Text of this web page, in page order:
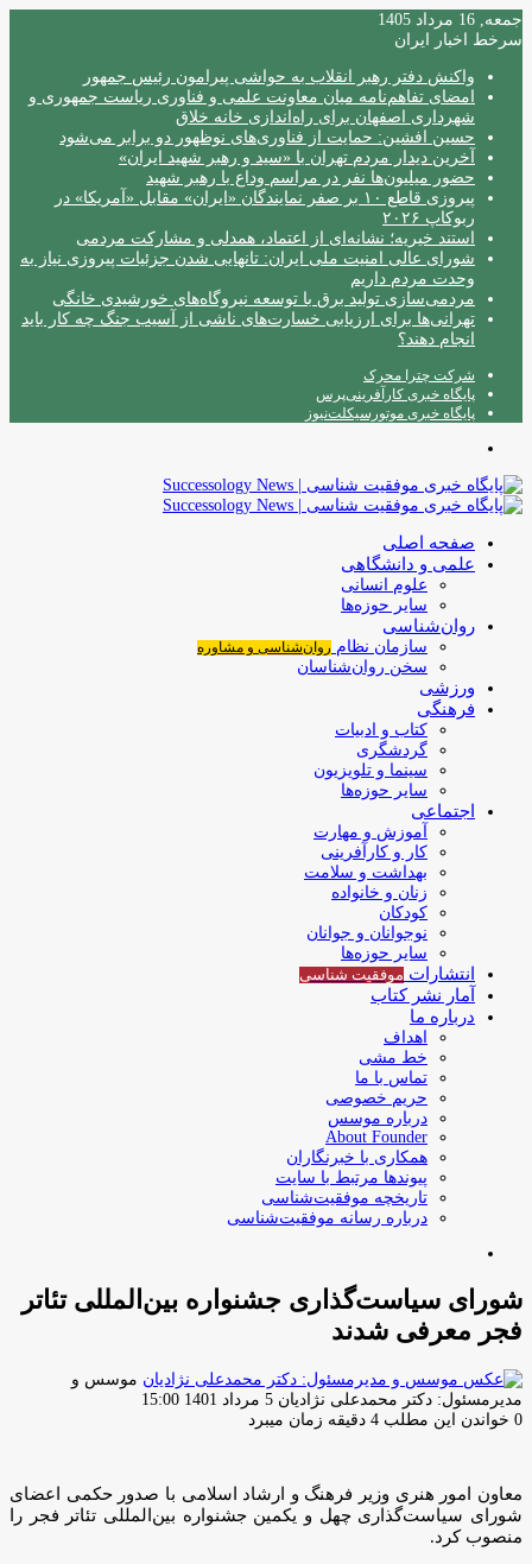
جمعه, 16 مرداد 1405
سرخط اخبار ایران
واکنش دفتر رهبر انقلاب به حواشی پیرامون رئیس جمهور
امضای تفاهم‌نامه میان معاونت علمی و فناوری ریاست جمهوری و
شهرداری اصفهان برای راه‌اندازی خانه خلاق
حسین افشین: حمایت از فناوری‌های نوظهور دو برابر می‌شود
آخرین دیدار مردم تهران با «سید و رهبر شهید ایران»
حضور میلیون‌ها نفر در مراسم وداع با رهبر شهید
پیروزی قاطع ۱۰ بر صفر نمایندگان «ایران» مقابل «آمریکا» در
ربوکاپ ۲۰۲۶
استند خیریه؛ نشانه‌ای از اعتماد، همدلی و مشارکت مردمی
شورای عالی امنیت ملی ایران: تانهایی شدن جزئیات پیروزی نیاز به
وحدت مردم داریم
مردمی‌سازی تولید برق با توسعه نیروگاه‌های خورشیدی خانگی
تهرانی‌ها برای ارزیابی خسارت‌های ناشی از آسیب جنگ چه کار باید
انجام دهند؟
شرکت چترا محرک
پایگاه خبری کارآفرینی‌پرس
پایگاه خبری موتورسیکلت‌نیوز
صفحه اصلی
علمی و دانشگاهی
علوم انسانی
سایر حوزه‌ها
روان‌شناسی
سازمان نظام روان‌شناسی و مشاوره
سخن روان‌شناسان
ورزشی
فرهنگی
کتاب و ادبیات
گردشگری
سینما و تلویزیون
سایر حوزه‌ها
اجتماعی
آموزش و مهارت
کار و کارآفرینی
بهداشت و سلامت
زنان و خانواده
کودکان
نوجوانان و جوانان
سایر حوزه‌ها
انتشارات موفقیت‌ شناسی
آمار نشر کتاب
درباره ما
اهداف
خط مشی
تماس با ما
حریم خصوصی
درباره موسس
About Founder
همکاری با خبرنگاران
پیوندها مرتبط با سایت
تاریخچه موفقیت‌شناسی
درباره رسانه موفقیت‌شناسی
شورای سیاست‌گذاری جشنواره بین‌المللی تئاتر
فجر معرفی شدند
موسس و
مدیرمسئول: دکتر محمدعلی نژادیان ارسال
ایمیل
5 مرداد 1401 15:00
0 خواندن این مطلب 4 دقیقه زمان میبرد
معاون امور هنری وزیر فرهنگ و ارشاد اسلامی با صدور حکمی اعضای
شورای سیاست‌گذاری چهل و یکمین جشنواره بین‌المللی تئاتر فجر را
منصوب کرد.